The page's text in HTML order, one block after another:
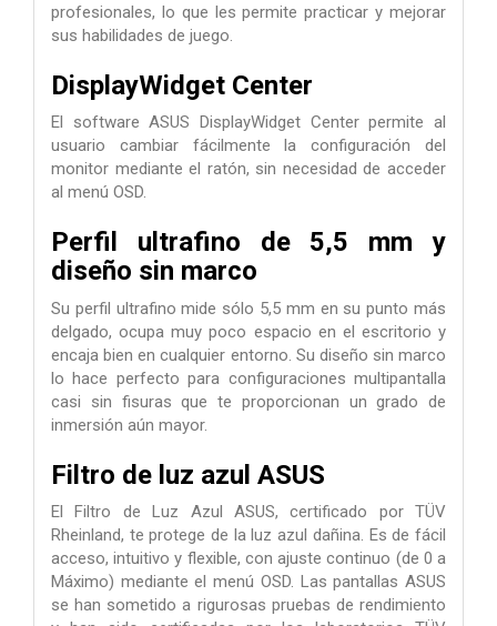
profesionales, lo que les permite practicar y mejorar
sus habilidades de juego.
DisplayWidget Center
El software ASUS DisplayWidget Center permite al
usuario cambiar fácilmente la configuración del
monitor mediante el ratón, sin necesidad de acceder
al menú OSD.
Perfil ultrafino de 5,5 mm y
diseño sin marco
Su perfil ultrafino mide sólo 5,5 mm en su punto más
delgado, ocupa muy poco espacio en el escritorio y
encaja bien en cualquier entorno. Su diseño sin marco
lo hace perfecto para configuraciones multipantalla
casi sin fisuras que te proporcionan un grado de
inmersión aún mayor.
Filtro de luz azul ASUS
El Filtro de Luz Azul ASUS, certificado por TÜV
Rheinland, te protege de la luz azul dañina. Es de fácil
acceso, intuitivo y flexible, con ajuste continuo (de 0 a
Máximo) mediante el menú OSD. Las pantallas ASUS
se han sometido a rigurosas pruebas de rendimiento